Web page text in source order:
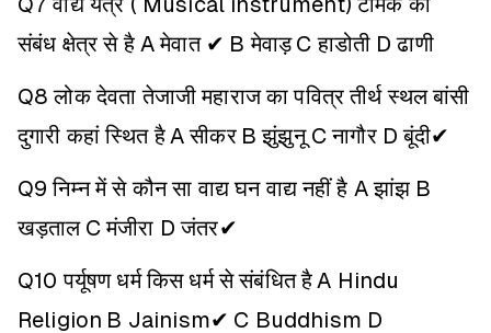
संबंध क्षेत्र से है A मेवात ✔ B मेवाड़ C हाडोती D ढाणी
Q8 लोक देवता तेजाजी महाराज का पवित्र तीर्थ स्थल बांसी
दुगारी कहां स्थित है A सीकर B झुंझुनू C नागौर D बूंदी✔
Q9 निम्न में से कौन सा वाद्य घन वाद्य नहीं है A झांझ B
खड़ताल C मंजीरा D जंतर✔
Q10 पर्यूषण धर्म किस धर्म से संबंधित है A Hindu
Religion B Jainism✔ C Buddhism D